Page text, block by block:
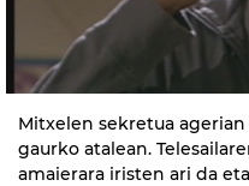
Mitxelen sekretua
gaurko atalean.
amaierara iristen ari da